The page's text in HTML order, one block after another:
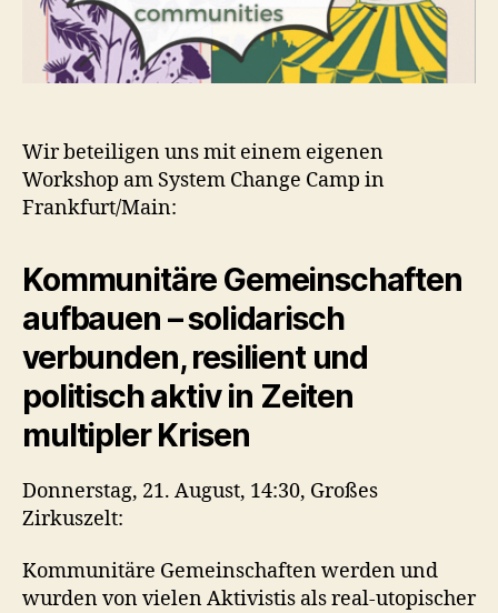
Wir beteiligen uns mit einem eigenen
Workshop am System Change Camp in
Frankfurt/Main:
Kommunitäre Gemeinschaften
aufbauen – solidarisch
verbunden, resilient und
politisch aktiv in Zeiten
multipler Krisen
Donnerstag, 21. August, 14:30, Großes
Zirkuszelt:
Kommunitäre Gemeinschaften werden und
wurden von vielen Aktivistis als real-utopischer